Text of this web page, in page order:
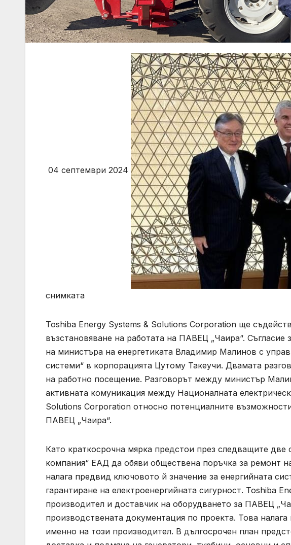
04 септември 2024
снимката
Toshiba Energy Systems & Solutions Corporation ще
възстановяване на работата на ПАВЕЦ „Чаира“.
на министъра на енергетиката Владимир Малинов с
системи“ в корпорацията Цутому Такеучи. Двамата
на работно посещение. Разговорът между министър
активната комуникация между Националната
Solutions Corporation относно потенциалните
ПАВЕЦ „Чаира“.
Като краткосрочна мярка предстои през следващите
компания“ ЕАД да обяви обществена поръчка за ремонт
налага предвид ключовото й значение за енергийната
гарантиране на електроенергийната сигурност. Toshiba
производител и доставчик на оборудването за ПАВЕЦ
производствената документация по проекта. Това
именно на този производител. В дългосрочен план